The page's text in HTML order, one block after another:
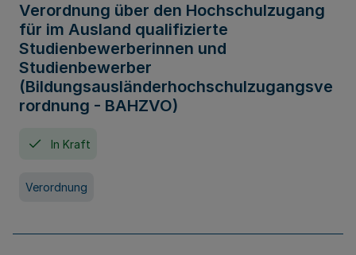
Verordnung über den Hochschulzugang
für im Ausland qualifizierte
Studienbewerberinnen und
Studienbewerber
(Bildungsausländerhochschulzugangsve
rordnung - BAHZVO)
In Kraft
Verordnung